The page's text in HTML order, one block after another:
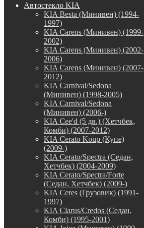
Автостекло KIA
KIA Besta (Минивен) (1994-
1997)
KIA Carens (Минивен) (1999-
2002)
KIA Carens (Минивен) (2002-
2006)
KIA Carens (Минивен) (2007-
2012)
KIA Carnival/Sedona
(Минивен) (1998-2005)
KIA Carnival/Sedona
(Минивен) (2006-)
KIA Cee'd (5 дв.) (Хетчбек,
Комби) (2007-2012)
KIA Cerato Koup (Купе)
(2009-)
KIA Cerato/Spectra (Седан,
Хетчбек) (2004-2009)
KIA Cerato/Spectra/Forte
(Седан, Хетчбек) (2009-)
KIA Ceres (Грузовик) (1991-
1997)
KIA Clarus/Credos (Седан,
Комби) (1995-2001)